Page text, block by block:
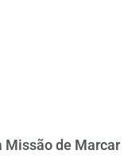
Missão de Marcar